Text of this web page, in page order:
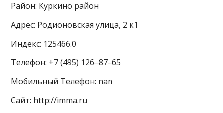
Район: Куркино район
Адрес: Родионовская улица, 2 к1
Индекс: 125466.0
Телефон: +7 (495) 126‒87‒65
Мобильный Телефон: nan
Сайт: http://imma.ru